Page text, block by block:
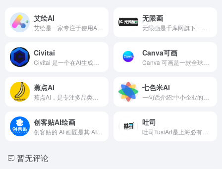
艾绘AI 无限画
Civitai Canva可画
蕉点AI 七色米AI
创客贴AI绘画 吐司
暂无评论